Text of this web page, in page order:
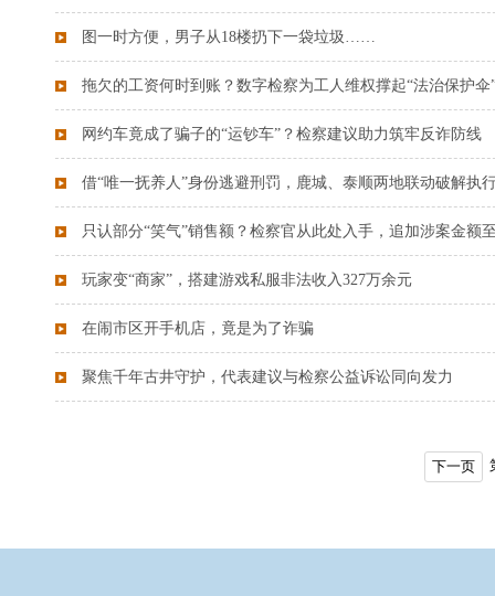
图一时方便，男子从18楼扔下一袋垃圾……
拖欠的工资何时到账？数字检察为工人维权撑起“法治保护伞
网约车竟成了骗子的“运钞车”？检察建议助力筑牢反诈防线
借“唯一抚养人”身份逃避刑罚，鹿城、泰顺两地联动破解执
只认部分“笑气”销售额？检察官从此处入手，追加涉案金额
玩家变“商家”，搭建游戏私服非法收入327万余元
在闹市区开手机店，竟是为了诈骗
聚焦千年古井守护，代表建议与检察公益诉讼同向发力
下一页